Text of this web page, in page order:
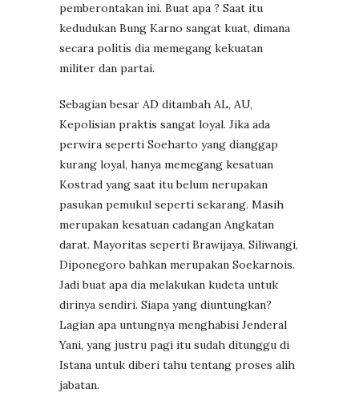
pemberontakan ini. Buat apa ? Saat itu
kedudukan Bung Karno sangat kuat, dimana
secara politis dia memegang kekuatan
militer dan partai.
Sebagian besar AD ditambah AL, AU,
Kepolisian praktis sangat loyal. Jika ada
perwira seperti Soeharto yang dianggap
kurang loyal, hanya memegang kesatuan
Kostrad yang saat itu belum nerupakan
pasukan pemukul seperti sekarang. Masih
merupakan kesatuan cadangan Angkatan
darat. Mayoritas seperti Brawijaya, Siliwangi,
Diponegoro bahkan merupakan Soekarnois.
Jadi buat apa dia melakukan kudeta untuk
dirinya sendiri. Siapa yang diuntungkan?
Lagian apa untungnya menghabisi Jenderal
Yani, yang justru pagi itu sudah ditunggu di
Istana untuk diberi tahu tentang proses alih
jabatan.